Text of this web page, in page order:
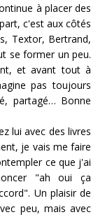
à placer des
c'est aux côtés
Textor, Bertrand,
se former un peu.
et avant tout à
pas toujours
partagé… Bonne
lui avec des livres
je vais me faire
ce que j'ai
"ah oui ça
Un plaisir de
peu, mais avec